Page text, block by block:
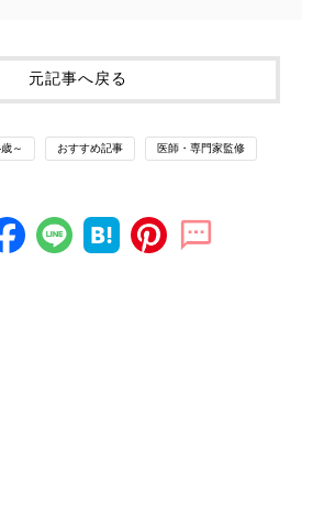
元記事へ戻る
～ おすすめ記事 医師・専門家監修